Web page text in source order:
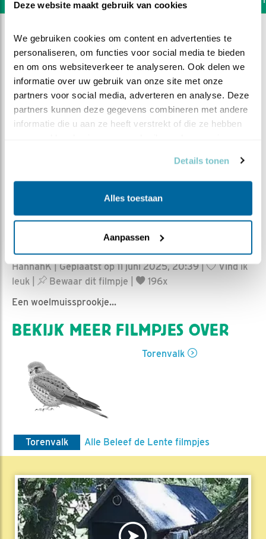
Deze website maakt gebruik van cookies
We gebruiken cookies om content en advertenties te
personaliseren, om functies voor social media te bieden
en om ons websiteverkeer te analyseren. Ook delen we
informatie over uw gebruik van onze site met onze
partners voor social media, adverteren en analyse. Deze
partners kunnen deze gegevens combineren met andere
informatie die u aan ze heeft verstrekt of die ze hebben
Details tonen
Alles toestaan
Aanpassen
DEEL DIT FILMPJE
De woelmuis en de slakken
HannahK | Geplaatst op 11 juni 2025, 20:39 |
Vind ik
leuk
Bewaar dit filmpje
196x
Een woelmuissprookje...
BEKIJK MEER FILMPJES OVER
Torenvalk
Torenvalk Alle Beleef de Lente filmpjes